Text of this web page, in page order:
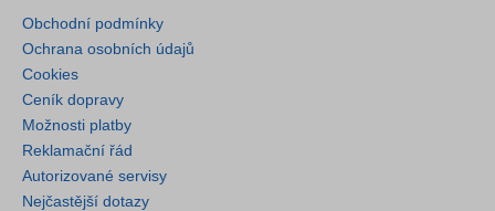
Obchodní podmínky
Ochrana osobních údajů
Cookies
Ceník dopravy
Možnosti platby
Reklamační řád
Autorizované servisy
Nejčastější dotazy